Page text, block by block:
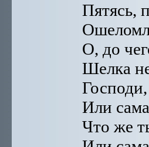
Пятясь,
О, до
Шелка
Или
Что же